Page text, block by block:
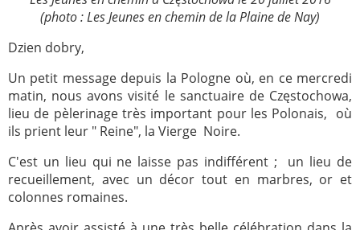
2005
2006
2007
2009
2010
2011
2012
2013
2014
2015
2016
2017
2018
2019
2020
(photo : Les Jeunes en chemin de la Plaine de Nay)
Dzien dobry,
Un petit message depuis la Pologne où, en ce mercredi
matin, nous avons visité le sanctuaire de Częstochowa,
lieu de pèlerinage très important pour les Polonais, où
ils prient leur " Reine", la Vierge Noire.
C'est un lieu qui ne laisse pas indifférent ; un lieu de
recueillement, avec un décor tout en marbres, or et
colonnes romaines.